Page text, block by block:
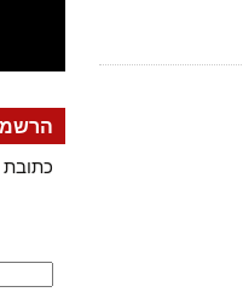
הרשמה
כתובת